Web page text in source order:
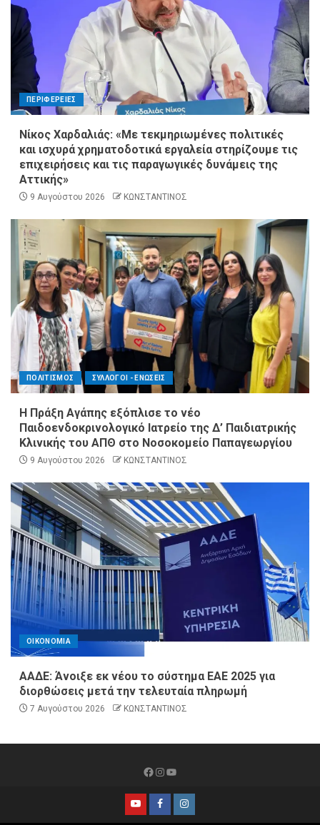
ΠΕΡΙΦΕΡΕΙΕΣ
Νίκος Χαρδαλιάς: «Με τεκμηριωμένες πολιτικές
και ισχυρά χρηματοδοτικά εργαλεία στηρίζουμε τις
επιχειρήσεις και τις παραγωγικές δυνάμεις της
Αττικής»
9 Αυγούστου 2026 ΚΩΝΣΤΑΝΤΙΝΟΣ
ΠΟΛΙΤΙΣΜΟΣ ΣΥΛΛΟΓΟΙ - ΕΝΩΣΕΙΣ
Η Πράξη Αγάπης εξόπλισε το νέο
Παιδοενδοκρινολογικό Ιατρείο της Δ’ Παιδιατρικής
Κλινικής του ΑΠΘ στο Νοσοκομείο Παπαγεωργίου
9 Αυγούστου 2026 ΚΩΝΣΤΑΝΤΙΝΟΣ
ΟΙΚΟΝΟΜΙΑ
ΑΑΔΕ: Άνοιξε εκ νέου το σύστημα ΕΑΕ 2025 για
διορθώσεις μετά την τελευταία πληρωμή
7 Αυγούστου 2026 ΚΩΝΣΤΑΝΤΙΝΟΣ